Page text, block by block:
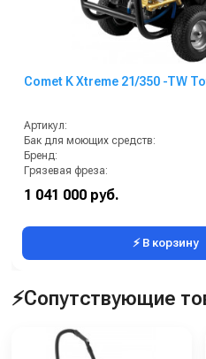
Comet K Xtreme 21/350 -TW
Артикул:
Бак для моющих средств:
Бренд:
Грязевая фреза:
Длина шланга ВД (м):
Защита от перегрева:
1 041 000 руб.
⚡ В корзину
⚡Сопутствующие